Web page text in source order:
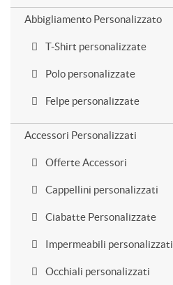
Abbigliamento Personalizzato
T-Shirt personalizzate
Polo personalizzate
Felpe personalizzate
Accessori Personalizzati
Offerte Accessori
Cappellini personalizzati
Ciabatte Personalizzate
Impermeabili personalizzati
Occhiali personalizzati